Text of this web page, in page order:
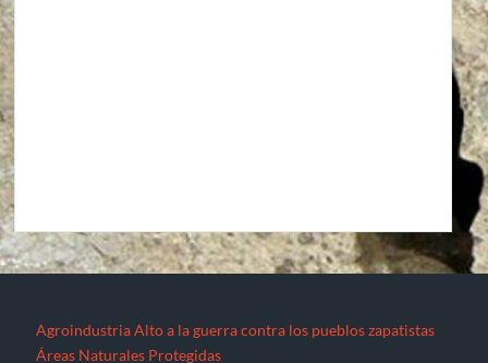
Agroindustria Alto a la guerra contra los pueblos zapatistas
Áreas Naturales Protegidas